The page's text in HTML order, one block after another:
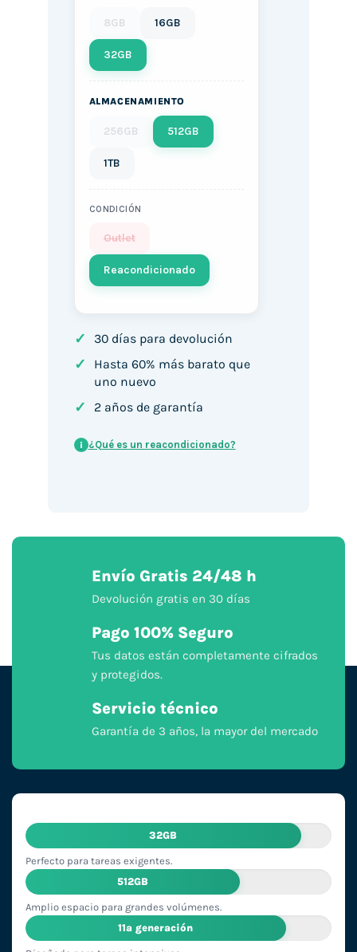
8GB 16GB
32GB
ALMACENAMIENTO
256GB 512GB
1TB
CONDICIÓN
Outlet
Reacondicionado
✓ 30 días para devolución
✓
Hasta 60% más barato que
uno nuevo
✓ 2 años de garantía
i ¿Qué es un reacondicionado?
Envío Gratis 24/48 h
Devolución gratis en 30 días
Pago 100% Seguro
Tus datos están completamente cifrados
y protegidos.
Servicio técnico
Garantía de 3 años, la mayor del mercado
32GB
Perfecto para tareas exigentes.
512GB
Amplio espacio para grandes volúmenes.
11ª generación